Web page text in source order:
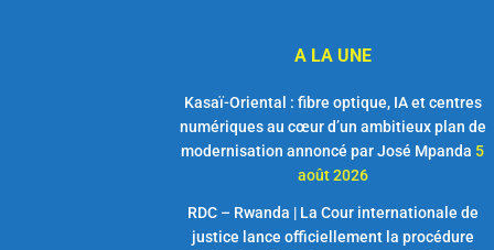
A LA UNE
Kasaï-Oriental : fibre optique, IA et centres
numériques au cœur d’un ambitieux plan de
modernisation annoncé par José Mpanda 5
août 2026
RDC – Rwanda | La Cour internationale de
justice lance officiellement la procédure